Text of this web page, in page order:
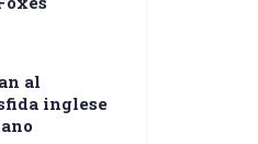
al
inglese